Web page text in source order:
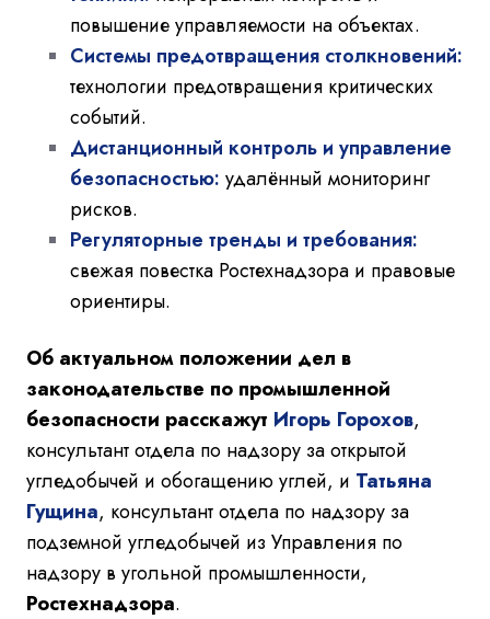
повышение управляемости на объектах.
Системы предотвращения столкновений:
технологии предотвращения критических
событий.
Дистанционный контроль и управление
безопасностью: удалённый мониторинг
рисков.
Регуляторные тренды и требования:
свежая повестка Ростехнадзора и правовые
ориентиры.
Об актуальном положении дел в
законодательстве по промышленной
безопасности расскажут Игорь Горохов,
консультант отдела по надзору за открытой
угледобычей и обогащению углей, и Татьяна
Гущина, консультант отдела по надзору за
подземной угледобычей из Управления по
надзору в угольной промышленности,
Ростехнадзора.